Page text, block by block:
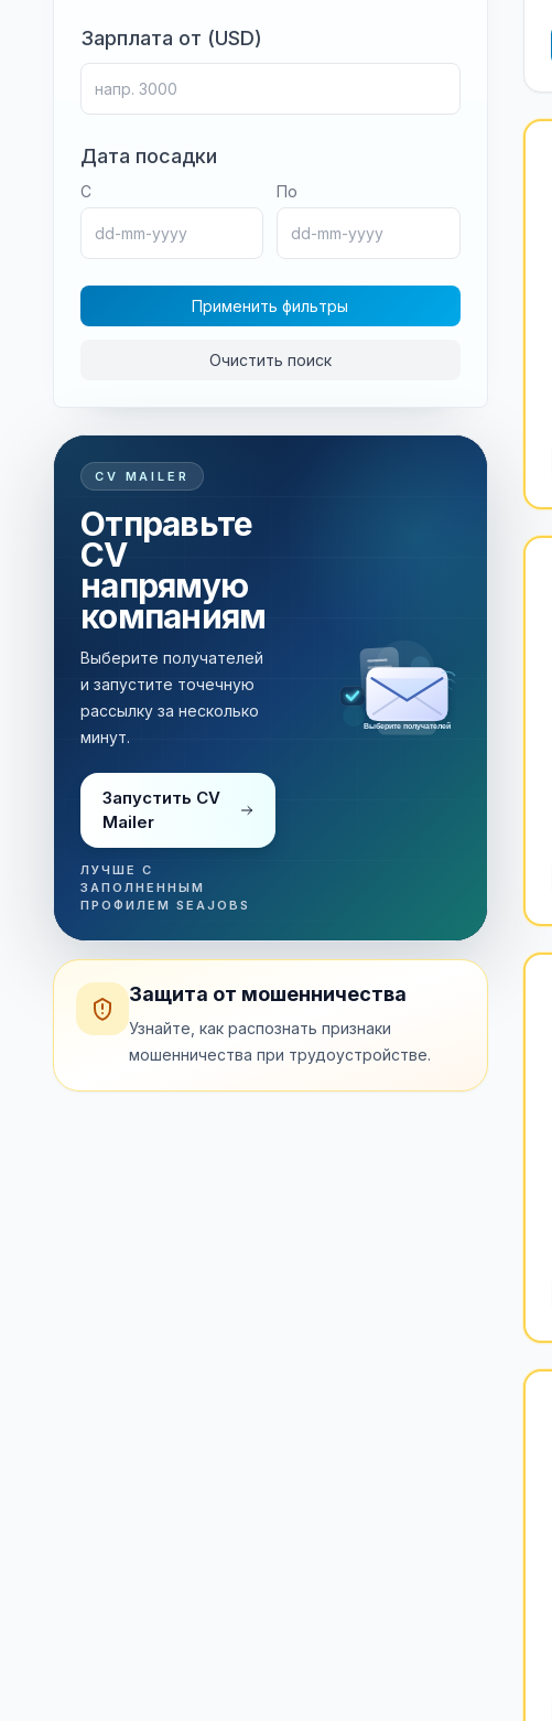
Зарплата от (USD)
Дата посадки
С По
Применить фильтры
Очистить поиск
CV MAILER
Отправьте
CV
напрямую
компаниям
Выберите получателей
и запустите точечную
рассылку за несколько
минут.
Запустить CV
Mailer
ЛУЧШЕ С
ЗАПОЛНЕННЫМ
ПРОФИЛЕМ SEAJOBS
Рассылка за несколько минут
Защита от мошенничества
Узнайте, как распознать признаки
мошенничества при трудоустройстве.